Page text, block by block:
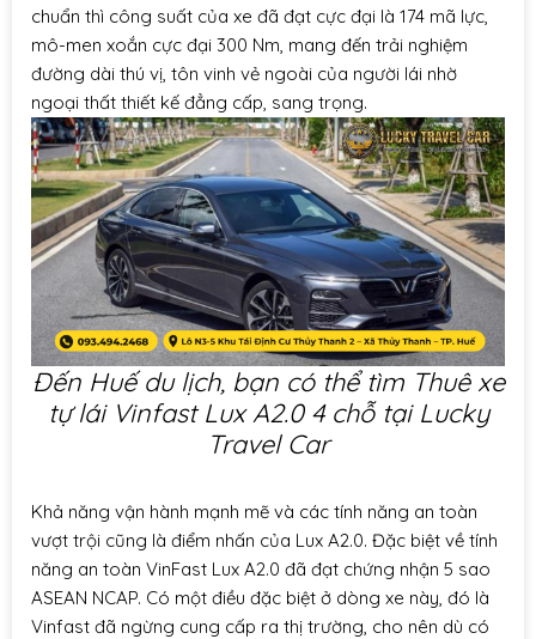
chuẩn thì công suất của xe đã đạt cực đại là 174 mã lực,
mô-men xoắn cực đại 300 Nm, mang đến trải nghiệm
đường dài thú vị, tôn vinh vẻ ngoài của người lái nhờ
ngoại thất thiết kế đẳng cấp, sang trọng.
Đến Huế du lịch, bạn có thể tìm Thuê xe
tự lái Vinfast Lux A2.0 4 chỗ tại Lucky
Travel Car
Khả năng vận hành mạnh mẽ và các tính năng an toàn
vượt trội cũng là điểm nhấn của Lux A2.0. Đặc biệt về tính
năng an toàn VinFast Lux A2.0 đã đạt chứng nhận 5 sao
ASEAN NCAP. Có một điều đặc biệt ở dòng xe này, đó là
Vinfast đã ngừng cung cấp ra thị trường, cho nên dù có